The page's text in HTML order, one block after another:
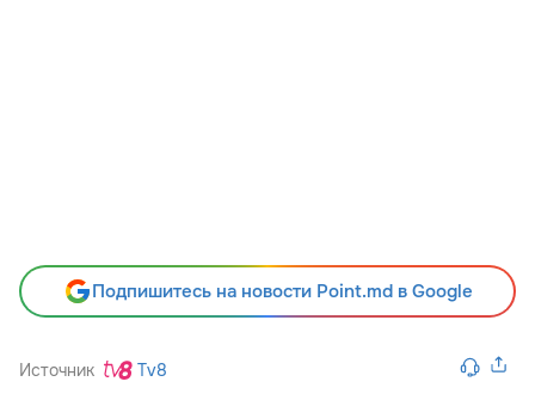
Подпишитесь на новости Point.md в Google
Источник Tv8